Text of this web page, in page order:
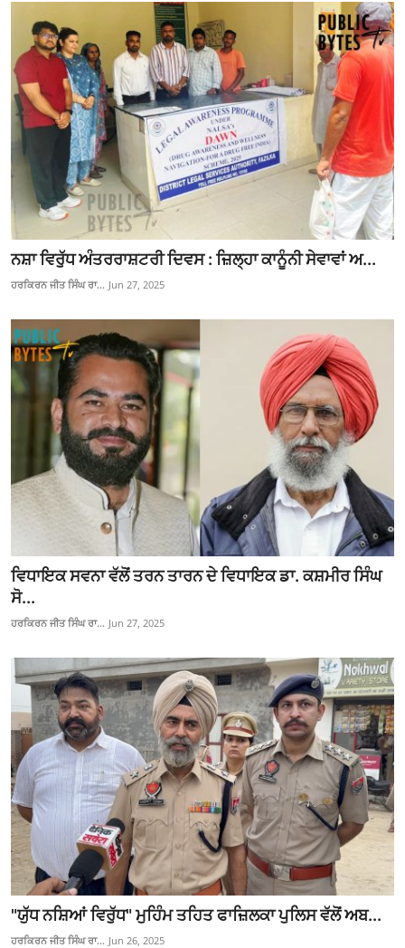
ਨਸ਼ਾ ਵਿਰੁੱਧ ਅੰਤਰਰਾਸ਼ਟਰੀ ਦਿਵਸ : ਜ਼ਿਲ੍ਹਾ ਕਾਨੂੰਨੀ ਸੇਵਾਵਾਂ ਅ...
ਹਰਕਿਰਨ ਜੀਤ ਸਿੰਘ ਰਾ... Jun 27, 2025
ਵਿਧਾਇਕ ਸਵਨਾ ਵੱਲੋਂ ਤਰਨ ਤਾਰਨ ਦੇ ਵਿਧਾਇਕ ਡਾ. ਕਸ਼ਮੀਰ ਸਿੰਘ
ਸੋ...
ਹਰਕਿਰਨ ਜੀਤ ਸਿੰਘ ਰਾ... Jun 27, 2025
"ਯੁੱਧ ਨਸ਼ਿਆਂ ਵਿਰੁੱਧ" ਮੁਹਿੰਮ ਤਹਿਤ ਫਾਜ਼ਿਲਕਾ ਪੁਲਿਸ ਵੱਲੋਂ ਅਬ...
ਹਰਕਿਰਨ ਜੀਤ ਸਿੰਘ ਰਾ... Jun 26, 2025